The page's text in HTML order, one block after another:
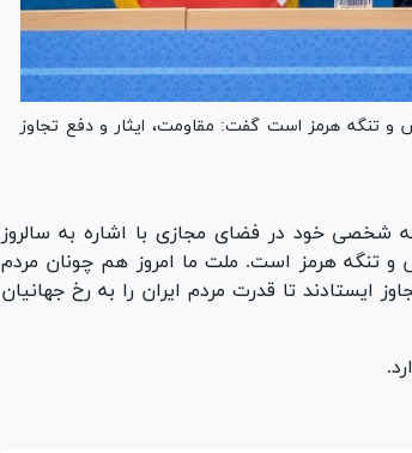
و تنگه هرمز است گفت: مقاومت، ایثار و دفع تجاوز
خود در فضای مجازی با اشاره به سالروز
و تنگه هرمز است. ملت ما امروز هم چونان مردم
ایستادند تا قدرت مردم ایران را به رخ جهانیان